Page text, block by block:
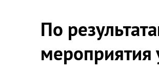
По
мероприятия